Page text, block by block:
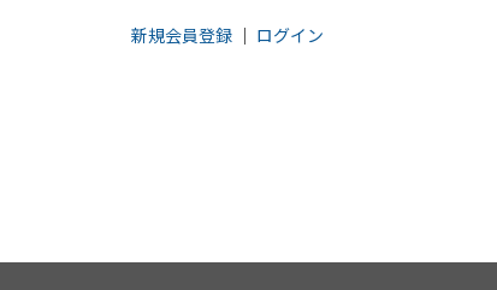
新規会員登録 ｜ ログイン